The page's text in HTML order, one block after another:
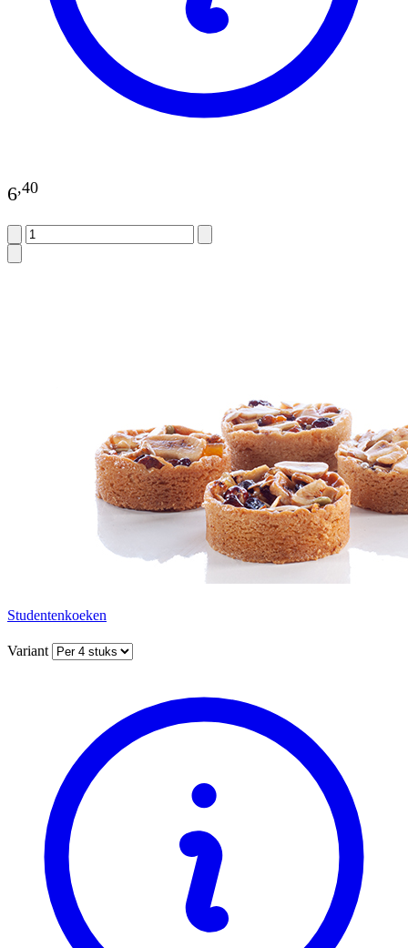
6,40
Studentenkoeken
Variant